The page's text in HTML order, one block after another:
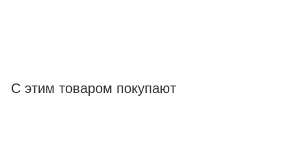
С этим товаром покупают